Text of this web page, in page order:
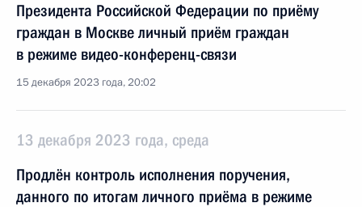
Президента Российской Федерации по приёму
граждан в Москве личный приём граждан
в режиме видео-конференц-связи
15 декабря 2023 года, 20:02
13 декабря 2023 года, среда
Продлён контроль исполнения поручения,
данного по итогам личного приёма в режиме